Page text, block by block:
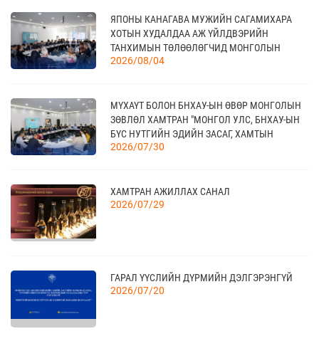
18
09 сар
МОНГОЛЫН АРБИТРЫН ӨДӨР - 2026
20
09 сар
КАНАД УЛС - ТОРОНТО ХОТЫН БИЗНЕС АЯЛАЛ
10 сар
04
КАНАД УЛСАД ЗОХИОН БАЙГУУЛАГДАХ
ЯПОНЫ КАНАГАВА МУЖИЙН САГАМИХАРА
ХОТЫН ХУДАЛДАА АЖ ҮЙЛДВЭРИЙН
ТАНХИМЫН ТӨЛӨӨЛӨГЧИД МОНГОЛЫН
ҮНДЭСНИЙ ХУДАЛДАА АЖ ҮЙЛДВЭРИЙН
2026/08/04
МҮХАҮТ БОЛОН БНХАУ-ЫН ӨВӨР МОНГОЛЫН
ЗӨВЛӨЛ ХАМТРАН "МОНГОЛ УЛС, БНХАУ-ЫН
БҮС НУТГИЙН ЭДИЙН ЗАСАГ, ХАМТЫН
АЖИЛЛАГААНЫ УУЛЗАЛТ"-ЫГ ЗОХИОН
2026/07/30
ХАМТРАН АЖИЛЛАХ САНАЛ
2026/07/29
ГАРАЛ ҮҮСЛИЙН ДҮРМИЙН ДЭЛГЭРЭНГҮЙ
2026/07/20